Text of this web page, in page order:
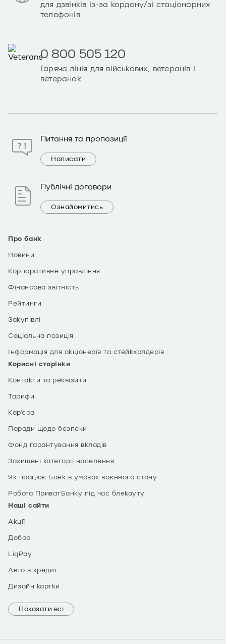
Про банк
Новини
Корпоративне управління
Фінансова звітність
Рейтинги
Закупівлі
Соціальна позиція
Інформація для акціонерів та стейкхолдерів
Корисні сторінки
Контакти та реквізити
Тарифи
Кар’єра
Поради щодо безпеки
Фонд гарантування вкладів
Захищені категорії населення
Як працює Банк в умовах воєнного стану
Робота ПриватБанку під час блекауту
Наші сайти
Акції
Добро
LiqPay
Авто в кредит
Дизайн картки
Показати всі
для дзвінків із-за кордону/зі стаціонарних
телефонів
0 800 505 120
Гаряча лінія для військових, ветеранів і
ветеранок
Питання та пропозиції
Написати
Публічні договори
Ознайомитись